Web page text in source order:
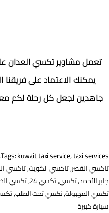
يمكنك الاعتماد على
جاهدين لجعل كل رحلة لكم
Tags:kuwait taxi service,taxi services
,
تاكسي القصر,تاكسي الكويت,تاكسي
جابر الأحمد,تكسي,تكسي 24 ,تكسي
تكسي المهبولة,تكسي تحت الطلب,
سيارة كبيرة